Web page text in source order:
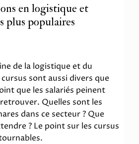
en logistique et
plus populaires
de la logistique et du
sont aussi divers que
que les salariés peinent
Quelles sont les
dans ce secteur ? Que
? Le point sur les cursus